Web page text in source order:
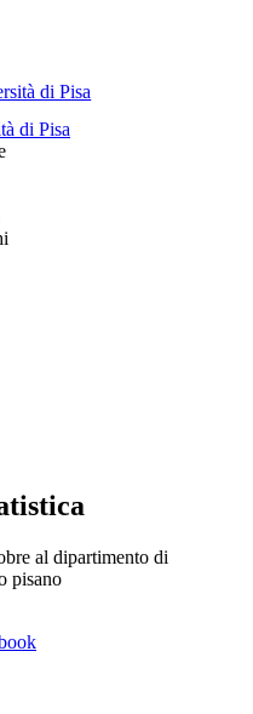
al dipartimento di
pisano